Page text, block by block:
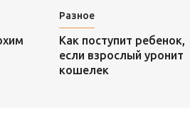
Разное
Как поступит ребенок,
если взрослый уронит
кошелек